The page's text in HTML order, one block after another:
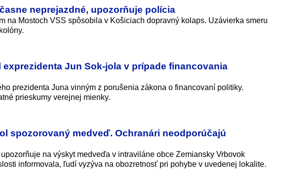
neprejazdné, upozorňuje polícia
na Mostoch VSS spôsobila v Košiciach dopravný kolaps. Uzávierka smeru
Jun Sok-jola v prípade financovania
prezidenta Juna vinným z porušenia zákona o financovaní politiky.
prieskumy verejnej mienky.
spozorovaný medveď. Ochranári neodporúčajú
na výskyt medveďa v intraviláne obce Zemiansky Vrbovok
informovala, ľudí vyzýva na obozretnosť pri pohybe v uvedenej lokalite.